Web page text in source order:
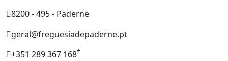
8200 - 495 - Paderne
geral@freguesiadepaderne.pt
+351 289 367 168*